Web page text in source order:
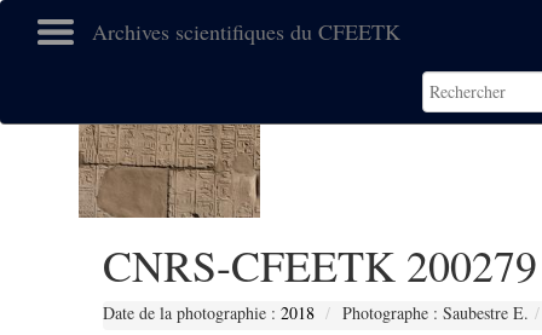
Archives scientifiques du CFEETK
CNRS-CFEETK 200279
Date de la photographie : 2018 Photographe : Saubestre E.